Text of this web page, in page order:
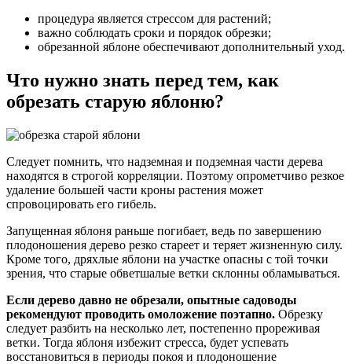
процедура является стрессом для растений;
важно соблюдать сроки и порядок обрезки;
обрезанной яблоне обеспечивают дополнительный уход.
Что нужно знать перед тем, как
обрезать старую яблоню?
Следует помнить, что надземная и подземная части дерева
находятся в строгой корреляции. Поэтому опрометчиво резкое
удаление большей части кроны растения может
спровоцировать его гибель.
Запущенная яблоня раньше погибает, ведь по завершению
плодоношения дерево резко стареет и теряет жизненную силу.
Кроме того, дряхлые яблони на участке опасны с той точки
зрения, что старые обветшалые ветки склонны обламываться.
Если дерево давно не обрезали, опытные садоводы
рекомендуют проводить омоложение поэтапно. Обрезку
следует разбить на несколько лет, постепенно прореживая
ветки. Тогда яблоня избежит стресса, будет успевать
восстановиться в периоды покоя и плодоношение